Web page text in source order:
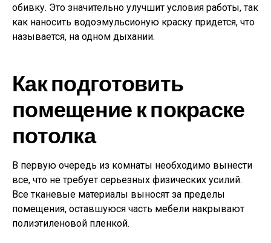
обивку. Это значительно улучшит условия работы, так
как наносить водоэмульсионую краску придется, что
называется, на одном дыхании.
Как подготовить
помещение к покраске
потолка
В первую очередь из комнаты необходимо вынести
все, что не требует серьезных физических усилий.
Все тканевые материалы выносят за пределы
помещения, оставшуюся часть мебели накрывают
полиэтиленовой пленкой.